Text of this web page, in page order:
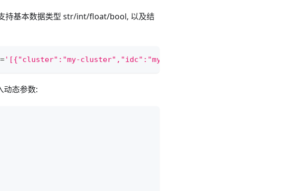
持基本数据类型 str/int/float/bool, 以及结
='[{"cluster":"my-cluster","idc":"my-
动态参数: